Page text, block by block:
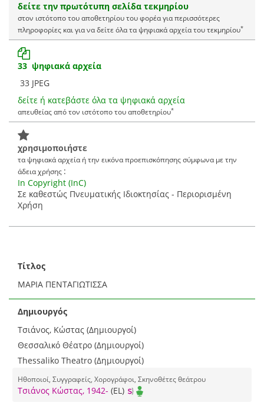
δείτε την πρωτότυπη σελίδα τεκμηρίου
στον ιστότοπο του αποθετηρίου του φορέα για περισσότερες
πληροφορίες και για να δείτε όλα τα ψηφιακά αρχεία του τεκμηρίου*
33 ψηφιακά αρχεία
33 JPEG
δείτε ή κατεβάστε όλα τα ψηφιακά αρχεία
απευθείας από τον ιστότοπο του αποθετηρίου*
χρησιμοποιήστε
τα ψηφιακά αρχεία ή την εικόνα προεπισκόπησης σύμφωνα με την
άδεια χρήσης :
In Copyright (InC)
Σε καθεστώς Πνευματικής Ιδιοκτησίας - Περιορισμένη
Χρήση
Τίτλος
ΜΑΡΙΑ ΠΕΝΤΑΓΙΩΤΙΣΣΑ
Δημιουργός
Τσιάνος, Κώστας (Δημιουργοί)
Θεσσαλικό Θέατρο (Δημιουργοί)
Thessaliko Theatro (Δημιουργοί)
Ηθοποιοί, Συγγραφείς, Χορογράφοι, Σκηνοθέτες θεάτρου
Τσιάνος Κώστας, 1942- (EL)